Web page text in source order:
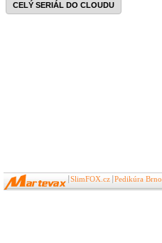
CELÝ SERIÁL DO CLOUDU
SlimFOX.cz Pedikúra Brno